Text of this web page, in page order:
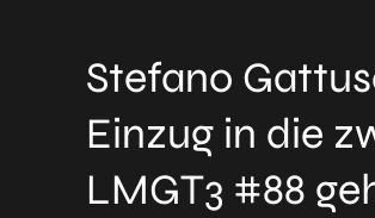
Stefano
Einzug in die
LMGT3 #88